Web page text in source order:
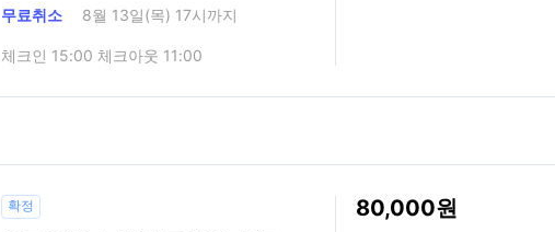
무료취소 8월 13일(목) 17시까지
체크인 15:00 체크아웃 11:00
확정 80,000